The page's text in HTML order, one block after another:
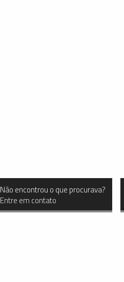
Não encontrou o que procurava?
Entre em contato